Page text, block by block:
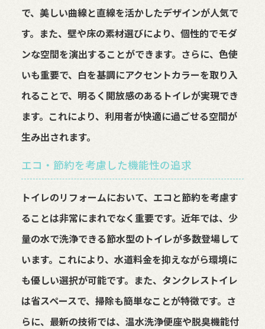
で、美しい曲線と直線を活かしたデザインが人気で
す。また、壁や床の素材選びにより、個性的でモダ
ンな空間を演出することができます。さらに、色使
いも重要で、白を基調にアクセントカラーを取り入
れることで、明るく開放感のあるトイレが実現でき
ます。これにより、利用者が快適に過ごせる空間が
生み出されます。
エコ・節約を考慮した機能性の追求
トイレのリフォームにおいて、エコと節約を考慮す
ることは非常にまれでなく重要です。近年では、少
量の水で洗浄できる節水型のトイレが多数登場して
います。これにより、水道料金を抑えながら環境に
も優しい選択が可能です。また、タンクレストイレ
は省スペースで、掃除も簡単なことが特徴です。さ
らに、最新の技術では、温水洗浄便座や脱臭機能付